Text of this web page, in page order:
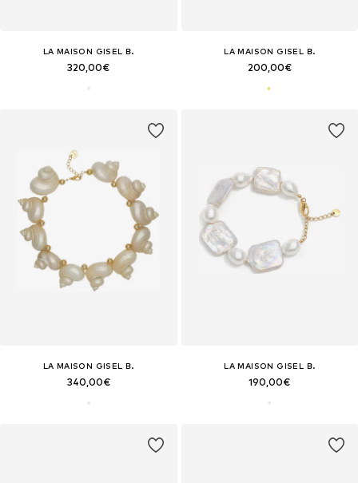
LA MAISON GISEL B.
320,00€
LA MAISON GISEL B.
200,00€
LA MAISON GISEL B.
340,00€
LA MAISON GISEL B.
190,00€